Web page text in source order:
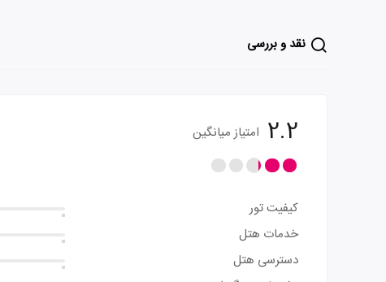
نقد و بررسی
2.2 امتیاز میانگین
کیفیت تور
خدمات هتل
دسترسی هتل